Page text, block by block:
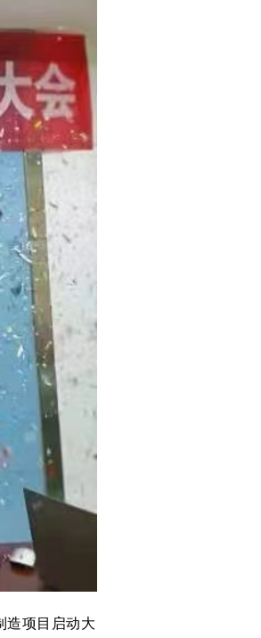
造项目启动大